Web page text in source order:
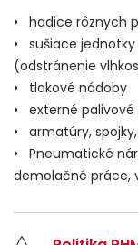
•
hadice rôznych
• sušiace
(odstránenie
• tlakové nádoby
• externé palivové
• armatúry,
• Pneumatické
demolačné práce,